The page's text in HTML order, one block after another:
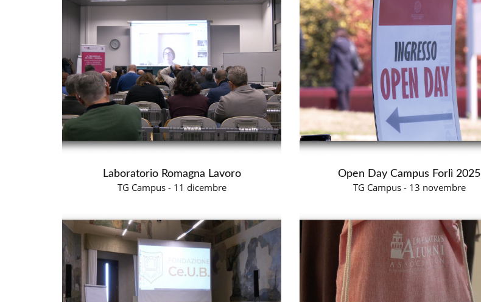
Laboratorio Romagna Lavoro
TG Campus - 11 dicembre
Open Day Campus Forlì 2025
TG Campus - 13 novembre